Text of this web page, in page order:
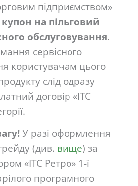
підприємством»
на пільговий
обслуговування.
сервісного
користувачам цього
слід одразу
договір «ІТС
У разі оформлення
(див. вище) за
«ІТС Ретро» 1-ї
програмного